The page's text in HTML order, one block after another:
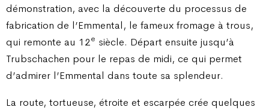
démonstration, avec la découverte du processus de
fabrication de l’Emmental, le fameux fromage à trous,
qui remonte au 12e siècle. Départ ensuite jusqu’à
Trubschachen pour le repas de midi, ce qui permet
d’admirer l’Emmental dans toute sa splendeur.
La route, tortueuse, étroite et escarpée crée quelques